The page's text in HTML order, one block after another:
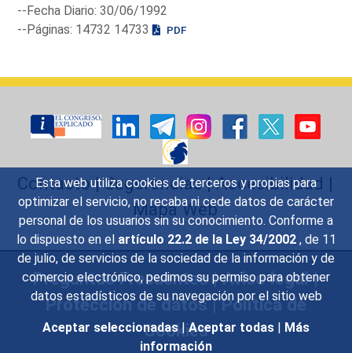
Esta web utiliza cookies de terceros y propias para
optimizar el servicio, no recaba ni cede datos de carácter
personal de los usuarios sin su conocimiento. Conforme a
lo dispuesto en el artículo 22.2 de la Ley 34/2002 , de 11
de julio, de servicios de la sociedad de la información y de
comercio electrónico, pedimos su permiso para obtener
datos estadísticos de su navegación por el sitio web
Aceptar seleccionadas | Aceptar todas | Más
información
--Fecha Diario: 30/06/1992
--Páginas: 14732 14733
PDF
Contacto|Sugerencias|Accesibilidad |
Mapa Web
Preguntas Frecuentes|Aviso legal|
Protección de datos|Política de
Cookies